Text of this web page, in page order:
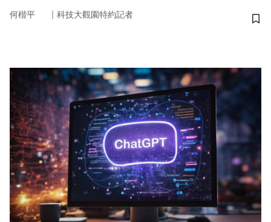
何楷平 ｜ 科技大觀園特約記者
儲